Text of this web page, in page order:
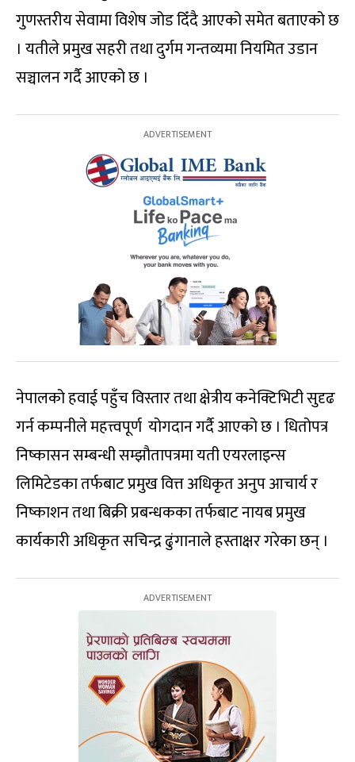
गुणस्तरीय सेवामा विशेष जोड दिँदै आएको समेत बताएको छ
। यतीले प्रमुख सहरी तथा दुर्गम गन्तव्यमा नियमित उडान
सञ्चालन गर्दै आएको छ ।
नेपालको हवाई पहुँच विस्तार तथा क्षेत्रीय कनेक्टिभिटी सुदृढ
गर्न कम्पनीले महत्त्वपूर्ण योगदान गर्दै आएको छ । धितोपत्र
निष्कासन सम्बन्धी सम्झौतापत्रमा यती एयरलाइन्स
लिमिटेडका तर्फबाट प्रमुख वित्त अधिकृत अनुप आचार्य र
निष्काशन तथा बिक्री प्रबन्धकका तर्फबाट नायब प्रमुख
कार्यकारी अधिकृत सचिन्द्र ढुंगानाले हस्ताक्षर गरेका छन् ।